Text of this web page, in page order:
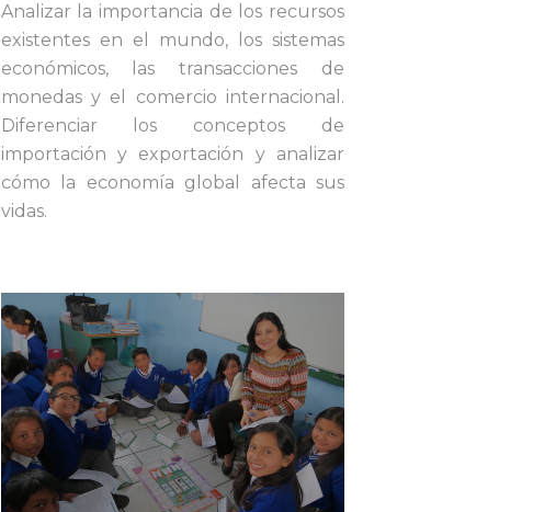
Analizar la importancia de los recursos
existentes en el mundo, los sistemas
económicos, las transacciones de
monedas y el comercio internacional.
Diferenciar los conceptos de
importación y exportación y analizar
cómo la economía global afecta sus
vidas.